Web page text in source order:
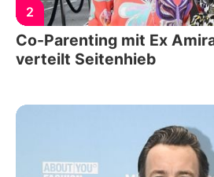
2
Co-Parenting mit Ex
verteilt Seitenhieb